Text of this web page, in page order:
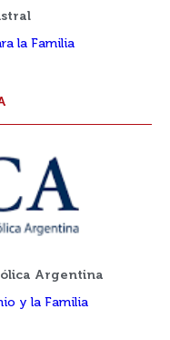
la Familia
Argentina
y la Familia